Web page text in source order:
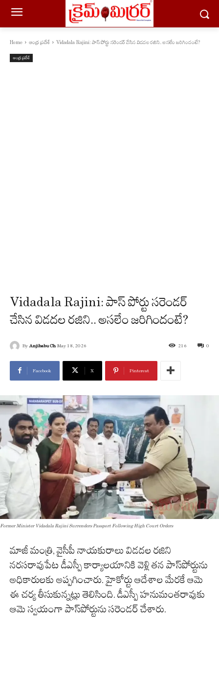
Home ఆంధ్ర ప్రదేశ్ Vidadala Rajini: పాస్‌ పోర్టు సరెండర్ చేసిన విడదల రజిని.. అసలేం జరిగిందంటే?
ఆంధ్ర ప్రదేశ్
Vidadala Rajini: పాస్‌ పోర్టు సరెండర్
చేసిన విడదల రజిని.. అసలేం జరిగిందంటే?
By Anjibabu Ch May 18, 2026 0
216
Facebook X Pinterest
Former Minister Vidadala Rajini Surrenders Passport Following High Court Orders
మాజీ మంత్రి, వైసీపీ నాయకురాలు విడదల రజిని
నరసరావుపేట డీఎస్పీ కార్యాలయానికి వెళ్లి తన పాస్‌పోర్టును
అధికారులకు అప్పగించారు. హైకోర్టు ఆదేశాల మేరకే ఆమె
ఈ చర్య తీసుకున్నట్లు తెలిసింది. డీఎస్పీ హనుమంతరావుకు
ఆమె స్వయంగా పాస్‌పోర్టును సరెండర్‌ చేశారు.